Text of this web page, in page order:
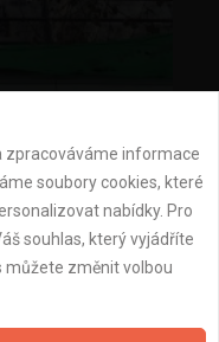
zpracováváme informace
soubory cookies, které
nabídky. Pro
souhlas, který vyjádříte
můžete změnit volbou